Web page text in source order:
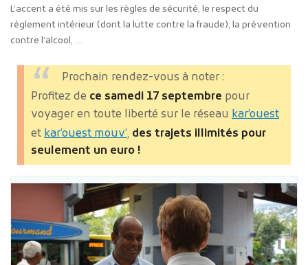
L’accent a été mis sur les règles de sécurité, le respect du
règlement intérieur (dont la lutte contre la fraude), la prévention
contre l’alcool, …
Prochain rendez-vous à noter :
Profitez de ce samedi 17 septembre pour
voyager en toute liberté sur le réseau kar’ouest
et kar’ouest mouv’, des trajets illimités pour
seulement un euro !